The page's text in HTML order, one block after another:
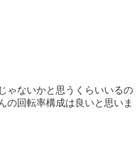
ゃないかと思うくらいいるの
の回転率構成は良いと思いま